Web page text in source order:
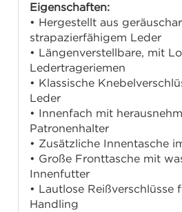
Eigenschaften:
• Hergestellt aus
strapazierfähigem Leder
• Längenverstellbare, mit
Ledertrageriemen
• Klassische
Leder
• Innenfach mit
Patronenhalter
• Zusätzliche Innentasche
• Große Fronttasche mit
Innenfutter
• Lautlose Reißverschlüsse
Handling